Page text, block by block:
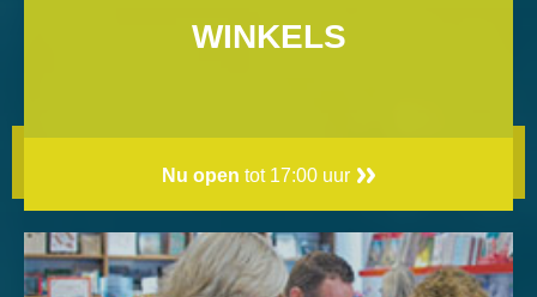
WINKELS
Nu open tot 17:00 uur